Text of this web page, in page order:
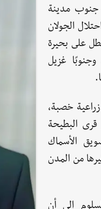
نحو 35 كيلومترًا جنوب مدينة
الجولان
على بحيرة
وجنوبًا غزيل
خصبة،
قرى البطيحة
الأسماك
من المدن